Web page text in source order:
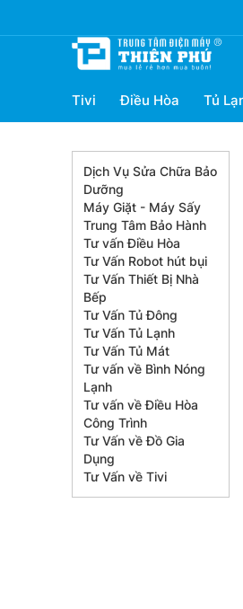
Tivi Điều Hòa Tủ
Dịch Vụ Sửa Chữa Bảo
Dưỡng
Máy Giặt - Máy Sấy
Trung Tâm Bảo Hành
Tư vấn Điều Hòa
Tư Vấn Robot hút bụi
Tư Vấn Thiết Bị Nhà
Bếp
Tư Vấn Tủ Đông
Tư Vấn Tủ Lạnh
Tư Vấn Tủ Mát
Tư vấn về Bình Nóng
Lạnh
Tư vấn về Điều Hòa
Công Trình
Tư Vấn về Đồ Gia
Dụng
Tư Vấn về Tivi